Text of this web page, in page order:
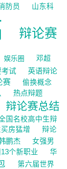
防员 山东科
辩论赛
娱乐圈
邓超
考试
英语辩论
赛
偷换概念
热点辩题
辩论赛总结
国名校高中生辩
房猛增
辩论
鹏杰
女强男
个新职业
华
第六届世界